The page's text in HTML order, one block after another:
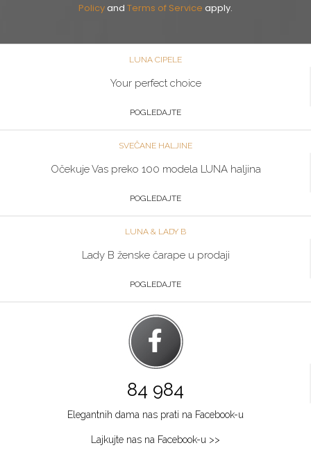
Policyand Terms of Service apply.
LUNA CIPELE
Your perfect choice
POGLEDAJTE
SVEČANE HALJINE
Očekuje Vas preko 100 modela LUNA haljina
POGLEDAJTE
LUNA & LADY B
Lady B ženske čarape u prodaji
POGLEDAJTE
84 984
Elegantnih dama nas prati na Facebook-u
Lajkujte nas na Facebook-u >>